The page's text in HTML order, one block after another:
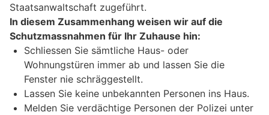
Staatsanwaltschaft zugeführt.
In diesem Zusammenhang weisen wir auf die
Schutzmassnahmen für Ihr Zuhause hin:
Schliessen Sie sämtliche Haus- oder
Wohnungstüren immer ab und lassen Sie die
Fenster nie schräggestellt.
Lassen Sie keine unbekannten Personen ins Haus.
Melden Sie verdächtige Personen der Polizei unter